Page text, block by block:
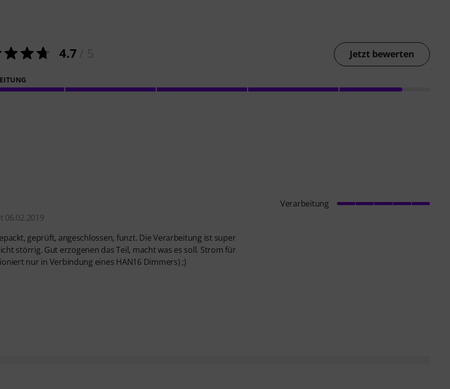
4.7 Jetzt bewerten
06.02.2019
geprüft, angeschlossen, funzt. Die Verarbeitung ist super
störrig. Gut erzogenen das Teil, macht was es soll. Strom für
nur in Verbindung eines HAN16 Dimmers) ;)
Verarbeitung